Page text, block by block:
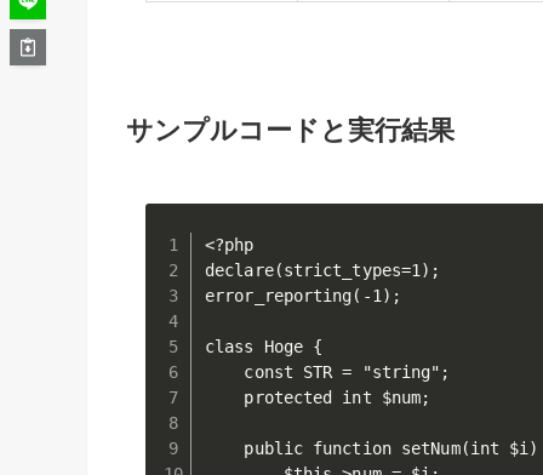
サンプルコードと実行結果
<?php
declare(strict_types=1);
error_reporting(-1);
class Hoge {
    const STR = "string";
    protected int $num;
public function setNum(int $i)